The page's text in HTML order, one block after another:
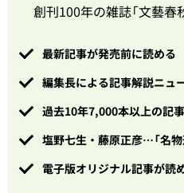
創刊100年の雑誌「文藝春
最新記事が発売前に読める
編集長による記事解説ニュ
過去10年7,000本以上の記
塩野七生・藤原正彦…「名
電子版オリジナル記事が読